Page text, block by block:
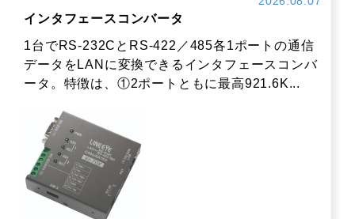
インタフェースコンバータ
1台でRS-232CとRS-422／485各1ポートの通信
データをLANに変換できるインタフェースコンバ
ータ。特徴は、①2ポートともに最高921.6K...